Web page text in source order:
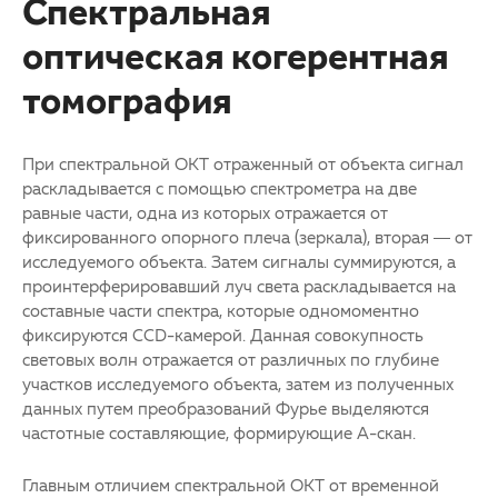
Спектральная
оптическая когерентная
томография
При спектральной ОКТ отраженный от объекта сигнал
раскладывается с помощью спектрометра на две
равные части, одна из которых отражается от
фиксированного опорного плеча (зеркала), вторая — от
исследуемого объекта. Затем сигналы суммируются, а
проинтерферировавший луч света раскладывается на
составные части спектра, которые одномоментно
фиксируются CCD-камерой. Данная совокупность
световых волн отражается от различных по глубине
участков исследуемого объекта, затем из полученных
данных путем преобразований Фурье выделяются
частотные составляющие, формирующие А-скан.
Главным отличием спектральной ОКТ от временной